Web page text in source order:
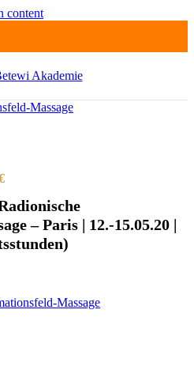
content
Massage
– Paris | 12.-15.05.20 |
Massage